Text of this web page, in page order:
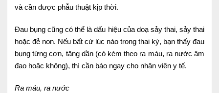
và cần được phẫu thuật kịp thời.
Đau bụng cũng có thể là dấu hiệu của doạ sảy thai, sảy thai
hoặc đẻ non. Nếu bất cứ lúc nào trong thai kỳ, bạn thấy đau
bụng từng cơn, tăng dần (có kèm theo ra máu, ra nước âm
đạo hoặc không), thì cần báo ngay cho nhân viên y tế.
Ra máu, ra nước